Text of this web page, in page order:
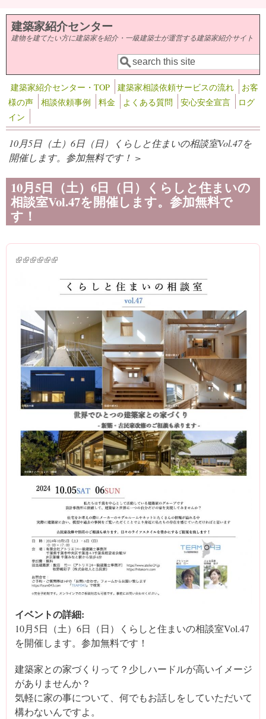
メインコンテンツに移動
建築家紹介センター
建物を建てたい方に建築家を紹介・一級建築士が運営する建築家紹介サイト
検索フォーム
検索
建築家紹介センター・TOP 建築家相談依頼サービスの流れ
お客
様の声
相談依頼事例 料金 よくある質問 安心安全宣言
ログ
イン
10月5日（土）6日（日）くらしと住まいの相談室Vol.47を
開催します。参加無料です！ >
10月5日（土）6日（日）くらしと住まいの
相談室Vol.47を開催します。参加無料で
す！
(link is external)
(link is external)
(link is external)
(link is external)
(link is external)
(link is external)
イベントの詳細:
10月5日（土）6日（日）くらしと住まいの相談室Vol.47
を開催します。参加無料です！
建築家との家づくりって？少しハードルが高いイメージ
がありませんか？
気軽に家の事について、何でもお話しをしていただいて
構わないんですよ。